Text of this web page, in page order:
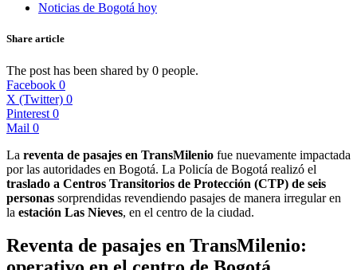
Noticias de Bogotá hoy
Share article
The post has been shared by 0 people.
Facebook 0
X (Twitter) 0
Pinterest 0
Mail 0
La reventa de pasajes en TransMilenio fue nuevamente impactada
por las autoridades en Bogotá. La Policía de Bogotá realizó el
traslado a Centros Transitorios de Protección (CTP) de seis
personas sorprendidas revendiendo pasajes de manera irregular en
la estación Las Nieves, en el centro de la ciudad.
Reventa de pasajes en TransMilenio: